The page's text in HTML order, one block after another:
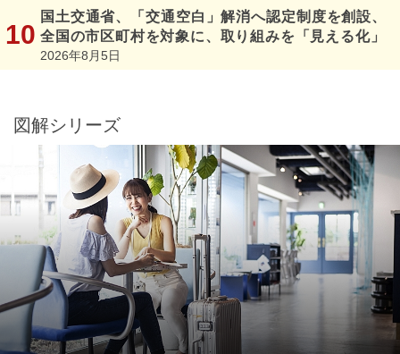
国土交通省、「交通空白」解消へ認定制度を創設、
全国の市区町村を対象に、取り組みを「見える化」
2026年8月5日
図解シリーズ